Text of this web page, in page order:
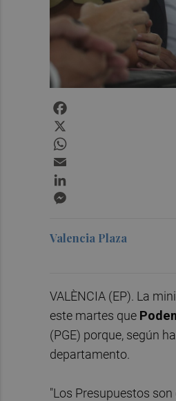
Valencia Plaza
VALÈNCIA (EP). La
este martes que
(PGE) porque, según
departamento.
"Los Presupuestos